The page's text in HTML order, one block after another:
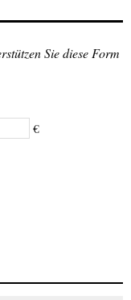
Sie diese Form
€